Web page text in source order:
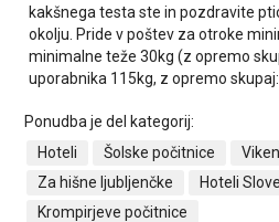
kakšnega testa ste in pozdravite
okolju. Pride v poštev za otroke
minimalne teže 30kg (z opremo
uporabnika 115kg, z opremo skupaj:
Ponudba je del kategorij:
Hoteli
Šolske počitnice
Za hišne ljubljenčke
Hoteli
Krompirjeve počitnice